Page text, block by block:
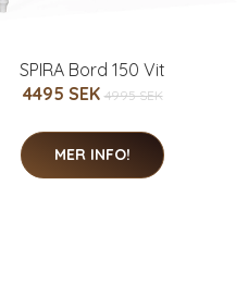
SPIRA Bord 150 Vit
4495 SEK 4995 SEK
MER INFO!